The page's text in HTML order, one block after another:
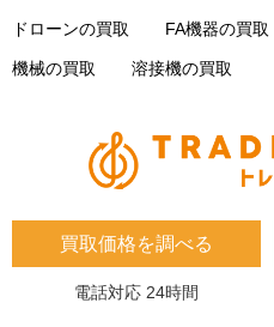
買取価格を調べる
電話対応 24時間
ドローンの買取 FA機器の買取
機械の買取 溶接機の買取